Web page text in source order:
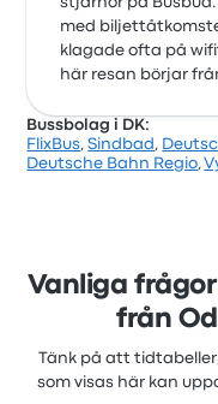
med
klagade ofta på
här resan börjar
Bussbolag i DK:
FlixBus,Sindbad ,
Deutsche Bahn Regio,
Vanliga
från
Tänk på att
som visas här kan